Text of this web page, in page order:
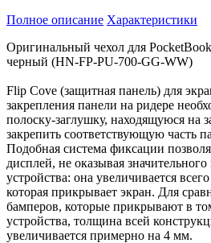
Полное описание Характеристики
Оригинальный чехол для
черный (HN-FP-PU-700-GG-WW)
Flip Cove (защитная панель) для
закрепления панели на ридере
полоску-заглушку, находящуюся на
закрепить соответствующую часть
Подобная система фиксации
дисплей, не оказывая
устройства: она увеличивается
которая прикрывает экран. Для
бамперов, которые прикрывают в
устройства, толщина всей
увеличивается примерно на 4 мм.